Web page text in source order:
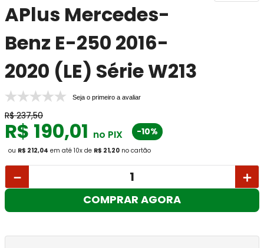
APlus Mercedes-
Benz E-250 2016-
2020 (LE) Série W213
Seja o primeiro a avaliar
R$ 237,50
R$ 190,01 no PIX -10%
ou R$ 212,04 em até 10x de R$ 21,20 no cartão
＋
－
COMPRAR AGORA